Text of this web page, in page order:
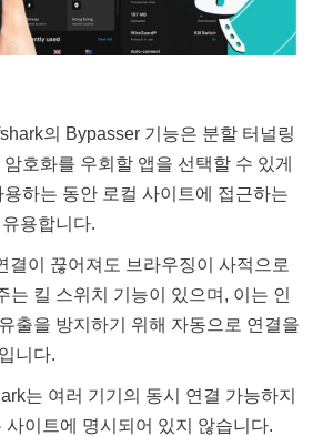
의 Bypasser 기능은 분할 터널링
호화를 우회할 앱을 선택할 수 있게
하는 동안 로컬 사이트에 접근하는
용합니다​​.
결이 끊어져도 브라우징이 사적으로
는 킬 스위치 기능이 있으며, 이는 인
출을 방지하기 위해 자동으로 연결을
니다​​.
는 여러 기기의 동시 연결 가능하지
사이트에 명시되어 있지 않습니다.